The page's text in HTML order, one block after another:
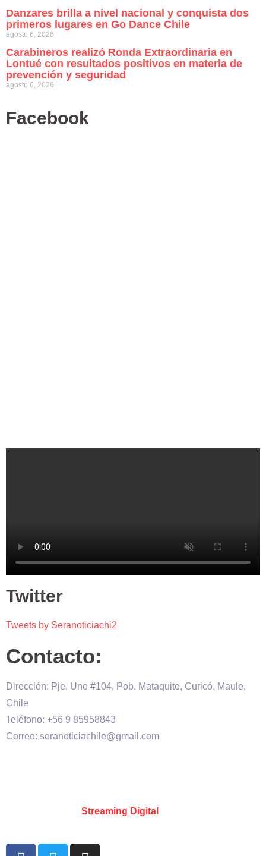
Danzares brilla a nivel nacional y conquista dos
primeros lugares en Go Dance Chile
agosto 6, 2026
Carabineros realizó Ronda Extraordinaria en
Lontué con resultados positivos en materia de
prevención y seguridad
agosto 6, 2026
Facebook
Twitter
Tweets by Seranoticiachi2
Contacto:
Dirección: Pje. Uno #104, Pob. Mataquito, Curicó, Maule,
Chile
Teléfono: +56 9 85958843
Correo: seranoticiachile@gmail.com
Streaming Digital